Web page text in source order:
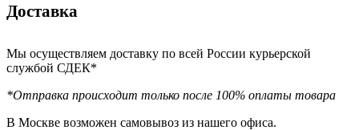
Доставка
Мы осуществляем доставку по всей России курьерской
службой СДЕК*
*Отправка происходит только после 100% оплаты товара
В Москве возможен самовывоз из нашего офиса.